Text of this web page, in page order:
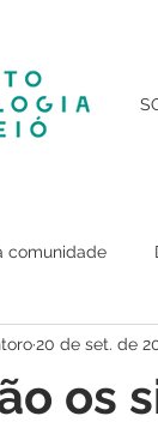
comunidade
os
20 de set. de